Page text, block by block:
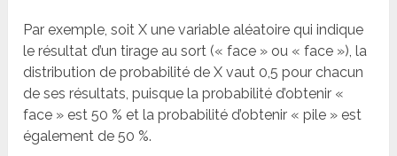
Par exemple, soit X une variable aléatoire qui indique
le résultat d’un tirage au sort (« face » ou « face »), la
distribution de probabilité de X vaut 0,5 pour chacun
de ses résultats, puisque la probabilité d’obtenir «
face » est 50 % et la probabilité d’obtenir « pile » est
également de 50 %.